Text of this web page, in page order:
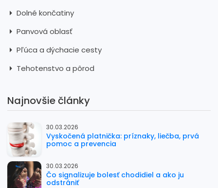
Dolné končatiny
Panvová oblasť
Pľúca a dýchacie cesty
Tehotenstvo a pôrod
Najnovšie články
30.03.2026
Vyskočená platnička: príznaky, liečba, prvá
pomoc a prevencia
30.03.2026
Čo signalizuje bolesť chodidiel a ako ju
odstrániť